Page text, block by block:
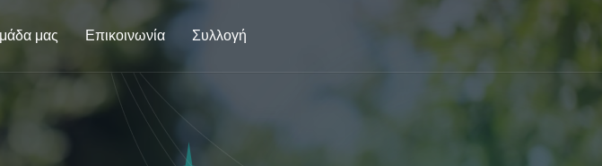
μας Επικοινωνία Συλλογή